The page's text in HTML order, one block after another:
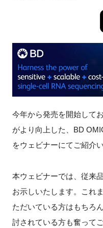
マイページ
新規登録
イベント
ニュース・掲示板
LINK-Jを知る
今年から発売を開始して
がより向上した、BD
をウェビナーにてご紹介
本ウェビナーでは、従来
お示しいたします。これ
ただいている方はもちろ
討されている方も奮って